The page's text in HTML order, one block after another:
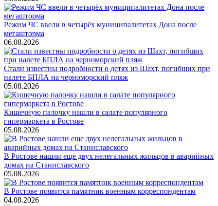
Режим ЧС ввели в четырёх муниципалитетах Дона после
мегашторма
06.08.2026
Стали известны подробности о детях из Шахт, погибших при
налете БПЛА на черноморский пляж
05.08.2026
Кишечную палочку нашли в салате популярного
гипермаркета в Ростове
05.08.2026
В Ростове нашли еще двух нелегальных жильцов в аварийных
домах на Станиславского
05.08.2026
В Ростове появится памятник военным корреспондентам
04.08.2026